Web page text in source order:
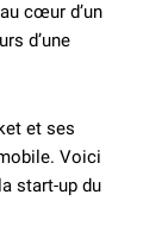
cœur d’un
d’une
et ses
Voici
start-up du